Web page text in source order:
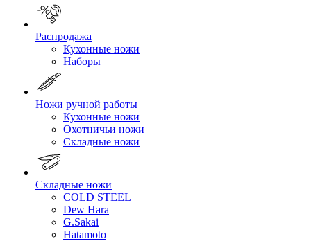
Распродажа
Кухонные ножи
Наборы
Ножи ручной работы
Кухонные ножи
Охотничьи ножи
Складные ножи
Складные ножи
COLD STEEL
Dew Hara
G.Sakai
Hatamoto